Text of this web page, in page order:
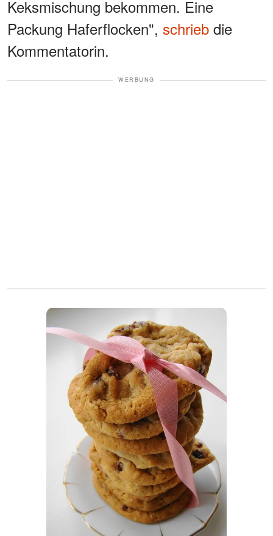
Keksmischung bekommen. Eine
Packung Haferflocken", schrieb die
Kommentatorin.
WERBUNG